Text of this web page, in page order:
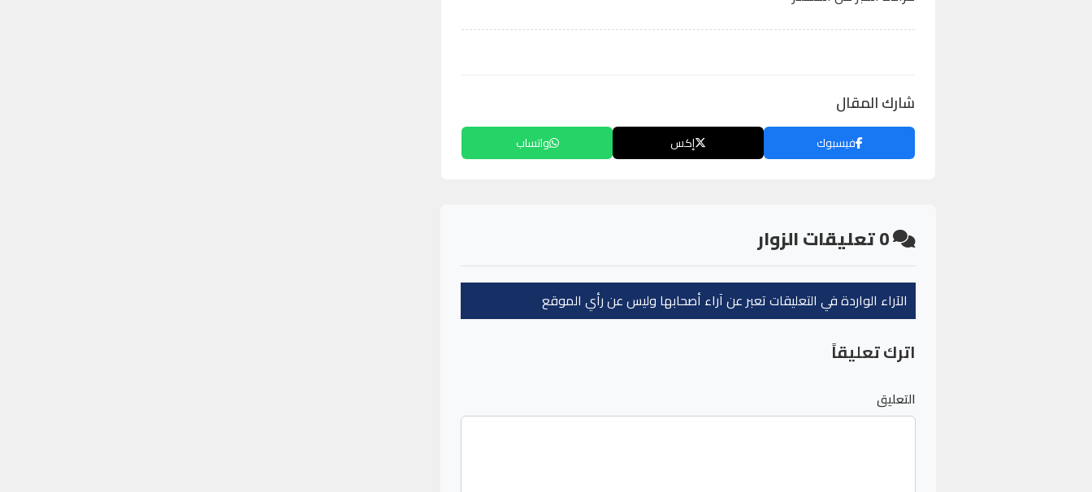
شارك المقال
فيسبوك إكس واتساب
0تعليقات الزوار
الآراء الواردة في التعليقات تعبر عن آراء أصحابها وليس عن رأي الموقع
اترك تعليقاً
التعليق